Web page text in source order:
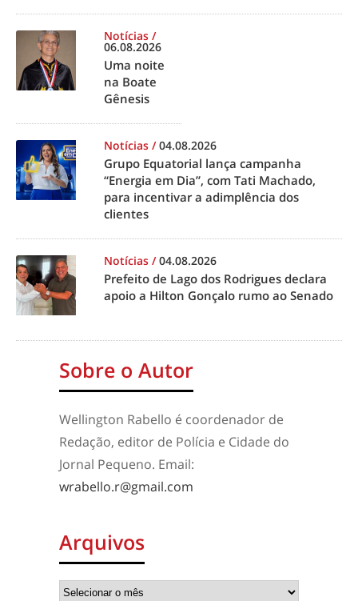
Notícias /
06.08.2026
Uma noite
na Boate
Gênesis
Notícias /04.08.2026
Grupo Equatorial lança campanha
“Energia em Dia”, com Tati Machado,
para incentivar a adimplência dos
clientes
Notícias /04.08.2026
Prefeito de Lago dos Rodrigues declara
apoio a Hilton Gonçalo rumo ao Senado
Sobre o Autor
Wellington Rabello é coordenador de
Redação, editor de Polícia e Cidade do
Jornal Pequeno. Email:
wrabello.r@gmail.com
Arquivos